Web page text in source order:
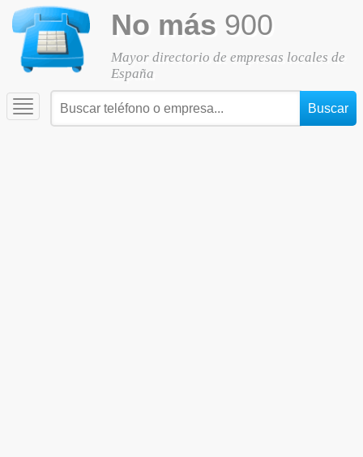
No más 900
Mayor directorio de empresas locales de
España
Toggle
navigation